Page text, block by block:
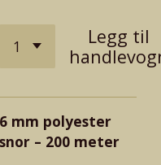
Legg til
6 mm polyester
snor – 200 meter